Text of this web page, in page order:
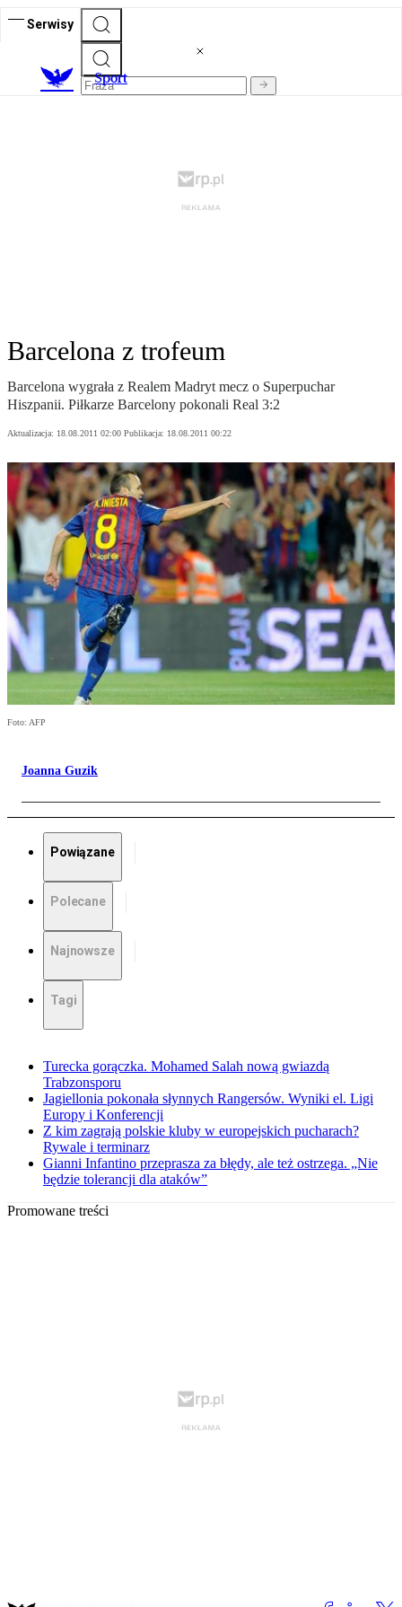
Serwisy
Sport
Barcelona z trofeum
Barcelona wygrała z Realem Madryt mecz o Superpuchar
Hiszpanii. Piłkarze Barcelony pokonali Real 3:2
Aktualizacja: 18.08.2011 02:00 Publikacja: 18.08.2011 00:22
Foto: AFP
Joanna Guzik
Powiązane
Polecane
Najnowsze
Tagi
Turecka gorączka. Mohamed Salah nową gwiazdą
Trabzonsporu
Jagiellonia pokonała słynnych Rangersów. Wyniki el. Ligi
Europy i Konferencji
Z kim zagrają polskie kluby w europejskich pucharach?
Rywale i terminarz
Gianni Infantino przeprasza za błędy, ale też ostrzega. „Nie
będzie tolerancji dla ataków”
Promowane treści